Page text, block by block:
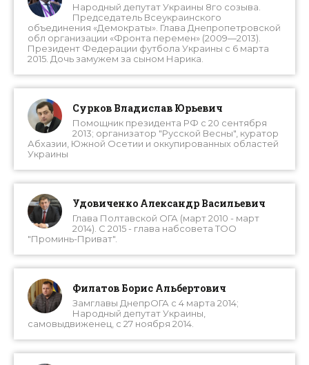
Народный депутат Украины 8го созыва.
Председатель Всеукраинского
объединения «Демократы». Глава Днепропетровской
обл организации «Фронта перемен» (2009—2013).
Президент Федерации футбола Украины с 6 марта
2015. Дочь замужем за сыном Нарика.
Сурков Владислав Юрьевич
Помощник президента РФ с 20 сентября
2013; организатор "Русской Весны", куратор
Абхазии, Южной Осетии и оккупированных областей
Украины
Удовиченко Александр Васильевич
Глава Полтавской ОГА (март 2010 - март
2014). С 2015 - глава набсовета ТОО
"Проминь-Приват".
Филатов Борис Альбертович
Замглавы ДнепрОГА с 4 марта 2014;
Народный депутат Украины,
самовыдвиженец, с 27 ноября 2014.